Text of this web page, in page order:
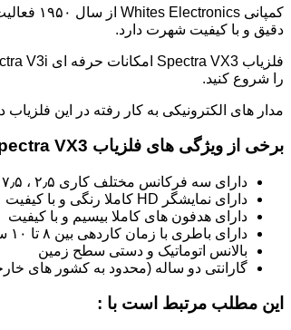
دقیق و با کیفیت شهرت دارد.
فلزیاب Spectra VX3 امکانات حرفه ای Spectra V3i را با رابط کاربری آسان تر در هم آمیخته. کار با این
را شروع کنید.
مدار های الکترونیکی به کار رفته در این
برخی از ویژگی های فلزیاب Spectra VX3 :
دارای سه فرکانس مختلف کاری ۲٫۵ ، ۷٫۵ و ۲۲٫۵ کیلوهرتز
دارای نمایشگر HD کاملا رنگی و با کیفیت
دارای هدفون های کاملا بیسیم و با کیفیت
دارای باطری با زمان کاردهی بین ۸ تا ۱۰ ساعت
بالانس اتوماتیک و دستی سطح زمین
گارانتی دو ساله (محدود به کشور های
این مطلب مرتبط است با :